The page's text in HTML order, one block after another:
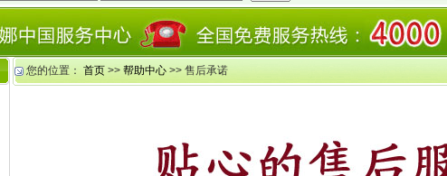
您的位置： 首页 >> 帮助中心 >> 售后承诺